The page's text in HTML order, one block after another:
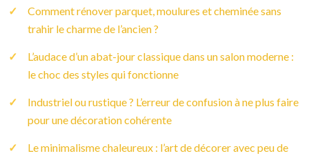
Comment rénover parquet, moulures et cheminée sans
trahir le charme de l’ancien ?
L’audace d’un abat-jour classique dans un salon moderne :
le choc des styles qui fonctionne
Industriel ou rustique ? L’erreur de confusion à ne plus faire
pour une décoration cohérente
Le minimalisme chaleureux : l’art de décorer avec peu de